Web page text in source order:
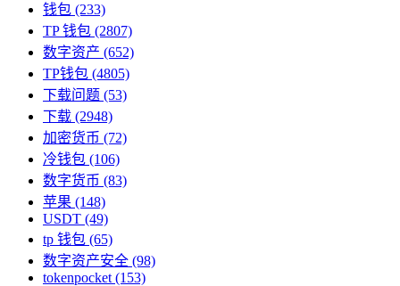
钱包 (233)
TP 钱包 (2807)
数字资产 (652)
TP钱包 (4805)
下载问题 (53)
下载 (2948)
加密货币 (72)
冷钱包 (106)
数字货币 (83)
苹果 (148)
USDT (49)
tp 钱包 (65)
数字资产安全 (98)
tokenpocket (153)